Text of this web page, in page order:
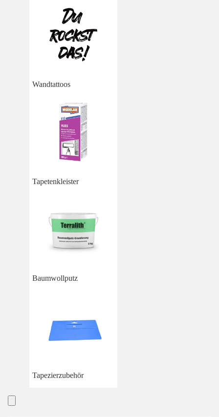
Wandtattoos
Tapetenkleister
Baumwollputz
Tapezierzubehör